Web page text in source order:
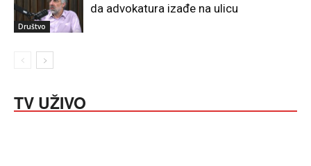
Društvo
da advokatura izađe na ulicu
TV UŽIVO